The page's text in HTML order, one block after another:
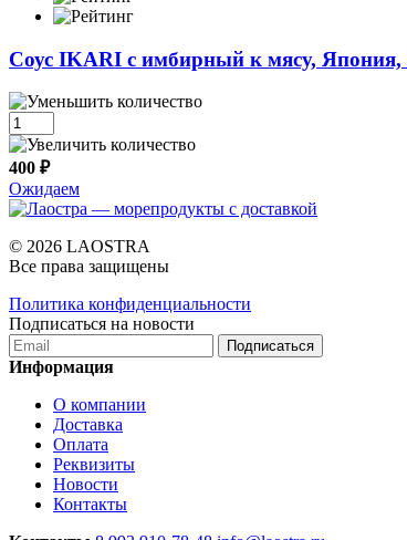
Cоус IKARI с имбирный к мясу, Япония,
400 ₽
Ожидаем
© 2026 LAOSTRA
Все права защищены
Политика конфиденциальности
Подписаться на новости
Подписаться
Информация
О компании
Доставка
Оплата
Реквизиты
Новости
Контакты